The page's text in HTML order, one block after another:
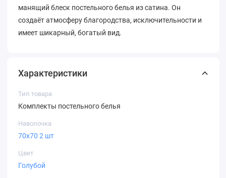
манящий блеск постельного белья из сатина. Он
создаёт атмосферу благородства, исключительности и
имеет шикарный, богатый вид.
Характеристики
Тип товара
Комплекты постельного белья
Наволочка
70х70 2 шт
Цвет
Голубой